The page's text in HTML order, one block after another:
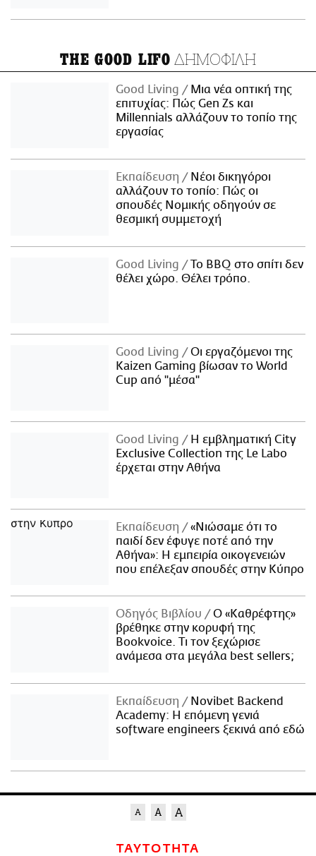
THE GOOD LIFO ΔΗΜΟΦΙΛΗ
Good Living
Μια νέα οπτική της
επιτυχίας: Πώς Gen Zs και
Millennials αλλάζουν το τοπίο της
εργασίας
Εκπαίδευση
Νέοι δικηγόροι
αλλάζουν το τοπίο: Πώς οι
σπουδές Νομικής οδηγούν σε
θεσμική συμμετοχή
Good Living
Το BBQ στο σπίτι δεν
θέλει χώρο. Θέλει τρόπο.
Good Living
Οι εργαζόμενοι της
Kaizen Gaming βίωσαν το World
Cup από "μέσα"
Good Living
Η εμβληματική City
Exclusive Collection της Le Labo
έρχεται στην Αθήνα
Εκπαίδευση
«Νιώσαμε ότι το
παιδί δεν έφυγε ποτέ από την
Αθήνα»: Η εμπειρία οικογενειών
που επέλεξαν σπουδές στην Κύπρο
Οδηγός Βιβλίου
Ο «Καθρέφτης»
βρέθηκε στην κορυφή της
Bookvoice. Τι τον ξεχώρισε
ανάμεσα στα μεγάλα best sellers;
Εκπαίδευση
Novibet Backend
Academy: Η επόμενη γενιά
software engineers ξεκινά από εδώ
ΤΑΥΤΟΤΗΤΑ